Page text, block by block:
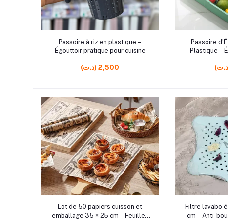
Ajouter au panier
Passoire à riz en plastique –
Égouttoir pratique pour cuisine
(د.ت) 2,500
Passoire
Plastique –
Ajouter au panier
Lot de 50 papiers cuisson et
emballage 35 × 25 cm – Feuilles
Filtre lavabo
cm – Anti-